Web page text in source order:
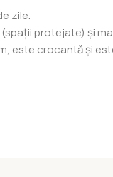
zile.
protejate) și
este crocantă și